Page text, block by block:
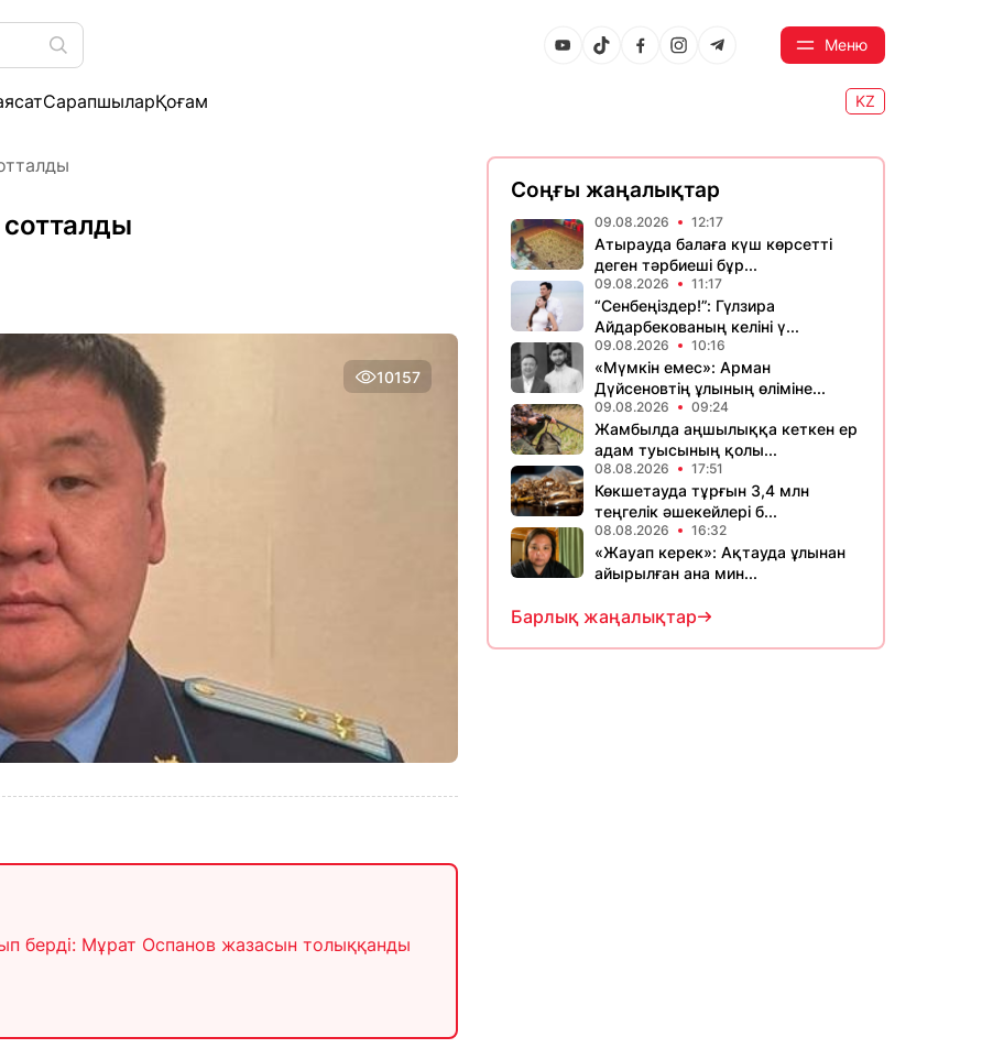
Меню
СарапшыларҚоғам KZ
10157
берді: Мұрат Оспанов жазасын толыққанды
Соңғы жаңалықтар
09.08.2026 12:17
Атырауда балаға күш көрсетті
деген тәрбиеші бұр...
09.08.2026 11:17
“Сенбеңіздер!”: Гүлзира
Айдарбекованың келіні ү...
09.08.2026 10:16
«Мүмкін емес»: Арман
Дүйсеновтің ұлының өліміне...
09.08.2026 09:24
Жамбылда аңшылыққа кеткен ер
адам туысының қолы...
08.08.2026 17:51
Көкшетауда тұрғын 3,4 млн
теңгелік әшекейлері б...
08.08.2026 16:32
«Жауап керек»: Ақтауда ұлынан
айырылған ана мин...
Барлық жаңалықтар